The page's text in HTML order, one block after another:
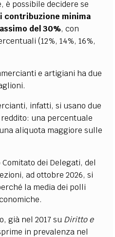
è possibile decidere se
contribuzione minima
del 30%, con
(12%, 14%, 16%,
e artigiani ha due
infatti, si usano due
una percentuale
aliquota maggiore sulle
dei Delegati, del
ad ottobre 2026, si
la media dei polli
già nel 2017 su Diritto e
in prevalenza nel